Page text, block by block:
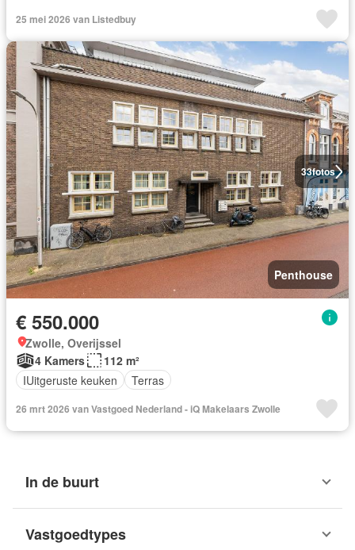
25 mei 2026 van Listedbuy
33fotos
Penthouse
€ 550.000
Zwolle, Overijssel
4 Kamers
112 m²
IUitgeruste keuken
Terras
26 mrt 2026 van Vastgoed Nederland - iQ Makelaars Zwolle
In de buurt
Vastgoedtypes